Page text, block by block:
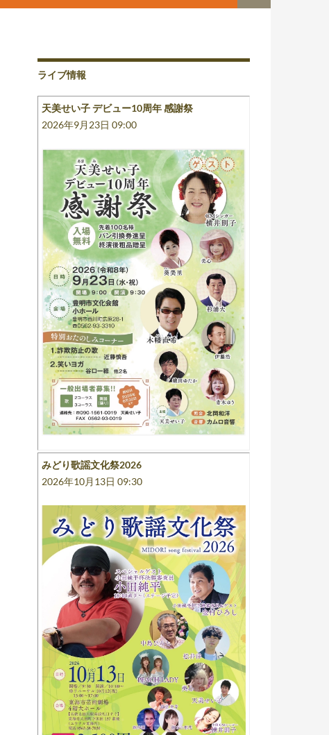
ライブ情報
天美せい子 デビュー10周年 感謝祭
2026年9月23日 09:00
みどり歌謡文化祭2026
2026年10月13日 09:30